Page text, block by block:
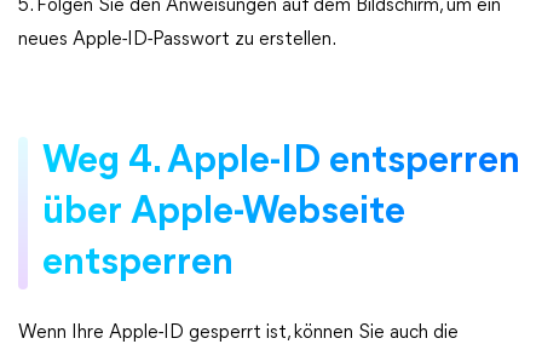
5. Folgen Sie den Anweisungen auf dem Bildschirm, um ein
neues Apple-ID-Passwort zu erstellen.
Weg 4. Apple-ID entsperren
über Apple-Webseite
entsperren
Wenn Ihre Apple-ID gesperrt ist, können Sie auch die